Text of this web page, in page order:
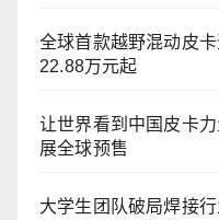
全球首款越野混动皮
22.88万元起
让世界看到中国皮卡
展全球预售
大学生团队破局焊接